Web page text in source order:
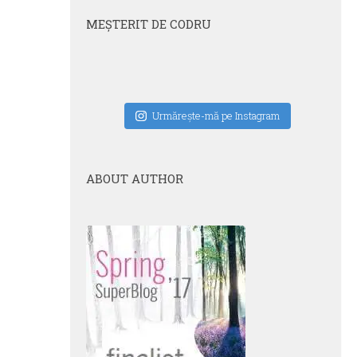
MEŞTERIT DE CODRU
Urmăreşte-mă pe Instagram
ABOUT AUTHOR